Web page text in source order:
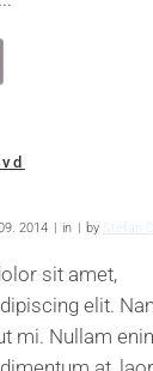
2014 in by Stefan
sit amet,
elit.
mi. Nullam